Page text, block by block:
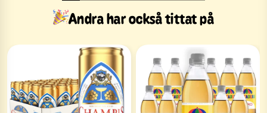
Andra har också tittat på